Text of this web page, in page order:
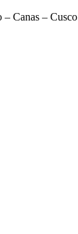
– Canas – Cusco